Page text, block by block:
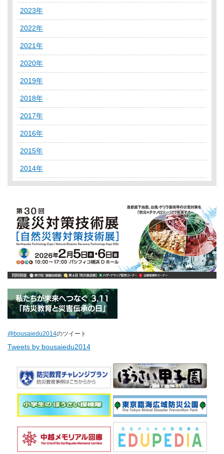
2023年
2022年
2021年
2020年
2019年
2018年
2017年
2016年
2015年
2014年
@bousaiedu2014のツイート
Tweets by bousaiedu2014